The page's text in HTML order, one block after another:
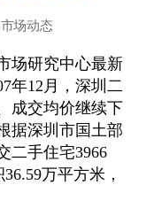
市场动态
场研究中心最新
年12月，深圳二
成交均价继续下
据深圳市国土部
二手住宅3966
万平方米，